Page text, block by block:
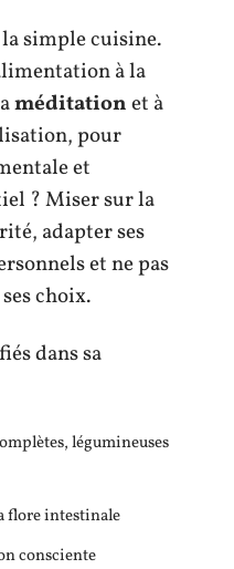
simple cuisine.
à la
méditationet à
pour
et
? Miser sur la
adapter ses
et ne pas
choix.
dans sa
légumineuses
flore intestinale
consciente